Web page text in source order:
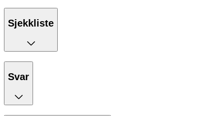
Sjekkliste
Svar